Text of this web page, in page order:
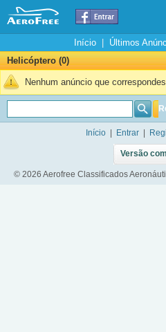
Início| Últimos
Helicóptero (0)
Nenhum anúncio que
Início Entrar
Versão
© 2026 Aerofree Classificados